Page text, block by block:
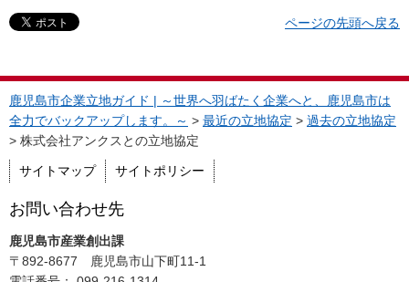
ページの先頭へ戻る
鹿児島市企業立地ガイド | ～世界へ羽ばたく企業へと、鹿児島市は
全力でバックアップします。～ > 最近の立地協定 > 過去の立地協定
> 株式会社アンクスとの立地協定
サイトマップ サイトポリシー
お問い合わせ先
鹿児島市産業創出課
〒892-8677 鹿児島市山下町11-1